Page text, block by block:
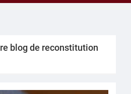
blog de reconstitution